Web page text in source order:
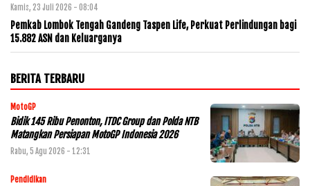
Kamis, 23 Juli 2026 - 08:04
Pemkab Lombok Tengah Gandeng Taspen Life, Perkuat Perlindungan bagi
15.882 ASN dan Keluarganya
BERITA TERBARU
MotoGP
Bidik 145 Ribu Penonton, ITDC Group dan Polda NTB
Matangkan Persiapan MotoGP Indonesia 2026
Rabu, 5 Agu 2026 - 12:31
Pendidikan